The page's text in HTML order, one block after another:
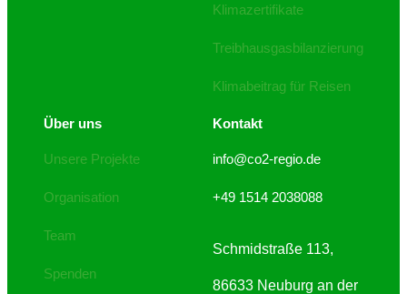
Klimazertifikate
Treibhausgasbilanzierung
Klimabeitrag für Reisen
Über uns
Unsere Projekte
Organisation
Team
Spenden
Kontakt
info@co2-regio.de
+49 1514 2038088
Schmidstraße 113,
86633 Neuburg an der